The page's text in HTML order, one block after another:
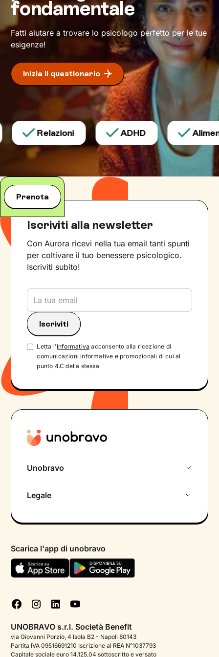
conattitudine ed energia rinnovate.
fondamentale
Fatti aiutare a trovare lo psicologo perfetto per le tue
esigenze!
Inizia il questionario
Relazioni ADHD
Prenota
Iscriviti alla newsletter
Con Aurora ricevi nella tua email tanti spunti
per coltivare il tuo benessere psicologico.
Iscriviti subito!
Letta l'informativa acconsento alla ricezione di
comunicazioni informative e promozionali di cui al
punto 4.C della stessa
Unobravo
Psicologo in chat
Aiuto urgente
FAQ
Podcast di psicologia
Corporate
Legale
Termini e condizioni
Informativa Privacy
Cookie policy
Gestisci cookie
Scarica l'app di unobravo
UNOBRAVO s.r.l. Società Benefit
via Giovanni Porzio, 4 Isola B2 - Napoli 80143
Partita IVA 09516691210 Iscrizione al REA N°1037793
Capitale sociale euro 14.125,04 sottoscritto e versato